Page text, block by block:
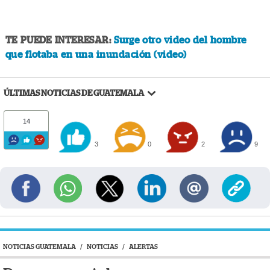
TE PUEDE INTERESAR:Surge otro video del hombre
que flotaba en una inundación (video)
ÚLTIMAS NOTICIAS DE GUATEMALA
14
3 0 2 9
NOTICIAS GUATEMALA / NOTICIAS / ALERTAS